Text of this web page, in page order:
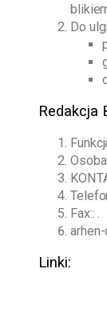
Do
Redakcja
Fax:: .
Linki: